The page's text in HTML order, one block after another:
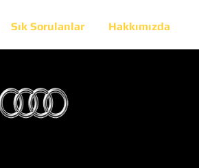
Sık Sorulanlar Hakkımızda